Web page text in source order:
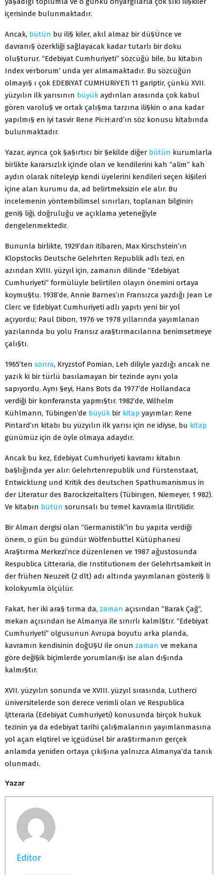
içerisinde bulunmaktadır.
Ancak, bütün bu ili§ kiler, akıl almaz bir dü§Ünce ve
davranı§ özerkliği sağlayacak kadar tutarlı bir doku
olu§turur. “Edebiyat Cumhuriyeti” sözcüğü bile, bu kitabın
Index verborum’ unda yer almamaktadır. Bu sözcüğün
olmayı§ ı çok EDEBiYAT CUMHURiYETi 11 gariptir, çünkü XVII.
yüzyılın ilk yarısının büyük aydınlan arasında çok kabul
gören varolu§ ve ortak çalı§ma tarzına ili§kin o ana kadar
yapılmı§ en iyi tasvir Rene Piı:H:ard’ın söz konusu kitabında
bulunmaktadır.
Yazar, ayrıca çok §a§ırtıcı bir §ekilde diğer bütün kurumlarla
birlikte kararsızlık içinde olan ve kendilerini kah “alim” kah
aydın olarak niteleyip kendi üyelerini kendileri seçen ki§ileri
içine alan kurumu da, ad belirtmeksizin ele alır. Bu
incelemenin yöntembilimsel sınırları, toplanan bilginirı
geni§­ liği, doğruluğu ve açıklama yeteneğiyle
dengelenmektedir.
Bununla birlikte, 1929’dan itibaren, Max Kirschstein’ın
Klopstocks Deutsche Gelehrten Republik adlı tezi, en
azından XVIII. yüzyıl için, zamanın dilinde “Edebiyat
Cumhuriyeti” formülüyle belirtilen olayın önemini ortaya
koymu§tu. 1938’de, Annie Barnes’ın Fransızca yazdığı Jean Le
Clerc ve Edebiyat Cumhuriyeti adlı yapıtı yeni bir yol
açıyordu; Paul Dibon, 1976 ve 1978 yıllarında yayımlanan
yazılannda bu yolu Fransız ara§tırmacılanna benimsetmeye
çalı§tı.
1965’ten sonra, Kryzstof Pomian, Leh diliyle yazdığı ancak ne
yazık ki bir türlü basılamayan bir tezinde aynı yola
sapıyordu. Aynı §eyi, Hans Bots da 1977’de Hollandaca
verdiği bir konferansta yapmı§tır. 1982’de, Wilhelm
Kühlmann, Tübingen’de büyük bir kitap yayımlar: Rene
Pintard’ın kitabı bu yüzyılın ilk yarısı için ne idiyse, bu kitap
günümüz için de öyle olmaya adaydır.
Ancak bu kez, Edebiyat Cumhuriyeti kavramı kitabın
ba§lığında yer alır: Gelehrtenrepublik und Fürstenstaat,
Entwicklung und Kritik des deutschen Spathumanismus in
der Literatur des Barockzeitalters (Tübirıgen, Niemeyer, 1 982).
Ve kitabın bütün sorunsalı bu temel kavramla ilirıtilidir.
Bir Alman dergisi olan “Germanistik”in bu yapıta verdiği
önem, o gün bu gündür Wölfenbuttel Kütüphanesi
Ara§tırma Merkezi’nce düzenlenen ve 1987 ağustosunda
Respublica Litteraria, die Institutionem der Gelehrtsamkeit in
der frühen Neuzeit (2 dlt) adı altında yayımlanan gösteri§ li
kolokyumla ölçülür.
Fakat, her iki ara§­ tırma da, zaman açısından “Barak Çağ”,
mekan açısından ise Almanya ile sınırlı kalml§tır. “Edebiyat
Cumhuriyeti” olgusunun Avrupa boyutu arka planda,
kavramın kendisinin doğU§U ile onun zaman ve mekana
göre deği§ik biçimlerde yorumlanı§ı ise alan dı§ında
kalmı§tır.
XVII. yüzyılın sonunda ve XVIII. yüzyıl sırasında, Lutherci
üniversitelerde son derece verimli olan ve Respublica
ljtteraria (Edebiyat Cumhuriyeti) konusunda birçok hukuk
tezinin ya da edebiyat tarihi çalı§malannın yayımlanmasına
yol açan elqtirel ve içgüdüsel bir ara§tırmanın gerçek
anlamda yeniden ortaya çıkı§ına yalnızca Almanya’da tanık
olunmadı.
Yazar
Editor